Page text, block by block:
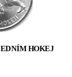
HOKEJ